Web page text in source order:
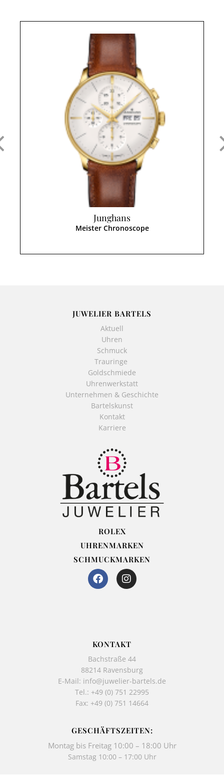
Junghans
Meister Chronoscope
JUWELIER BARTELS
Aktuell
Uhren
Schmuck
Trauringe
Goldschmiede
Uhrenwerkstatt
Unternehmen & Geschichte
Bartelskunst
Kontakt
Karriere
ROLEX
UHRENMARKEN
SCHMUCKMARKEN
F
a
k
-
f
I
n
a
m
KONTAKT
Bachstraße 44
88214 Ravensburg
E-Mail: info@juwelier-bartels.de
Tel.: +49 (0) 751 22995
Fax: +49 (0) 751 14664
GESCHÄFTSZEITEN:
Montag bis Freitag 10:00 – 18:00 Uhr
Samstag 10:00 – 17:00 Uhr